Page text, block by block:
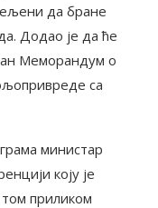
да бране
Додао је да ће
Меморандум о
са
министар
коју је
том приликом